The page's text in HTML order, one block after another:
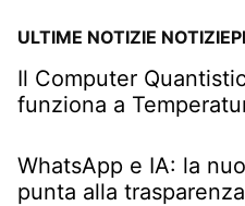
ULTIME NOTIZIE
Il Computer
funziona a
WhatsApp e IA: la
punta alla